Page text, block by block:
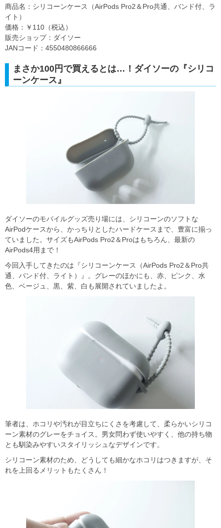
商品名：シリコーンケース（AirPods Pro2＆Pro共通、バンド付、ラ
イト）
価格：￥110（税込）
販売ショップ：ダイソー
JANコード：4550480866666
まさか100円で買えるとは…！ダイソーの『シリコ
ーンケース』
ダイソーのモバイルグッズ売り場には、シリコーンのソフトな
AirPodケースから、かっちりとしたハードケースまで、豊富に揃っ
ていました。サイズもAirPods Pro2＆Proはもちろん、最新の
AirPods4用まで！
今回入手してきたのは『シリコーンケース（AirPods Pro2＆Pro共
通、バンド付、ライト）』。グレーのほかにも、赤、ピンク、水
色、ベージュ、黒、紫、白も展開されていましたよ。
筆者は、ホコリや汚れが目立ちにくさを考慮して、柔らかいシリコ
ーン素材のグレーをチョイス。男女問わず使いやすく、他の持ち物
とも馴染みやすいスタイリッシュなデザインです。
シリコーン素材のため、どうしても細かなホコリはつきますが、そ
れを上回るメリットもたくさん！